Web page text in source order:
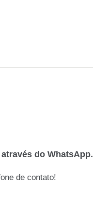
do WhatsApp.
de contato!